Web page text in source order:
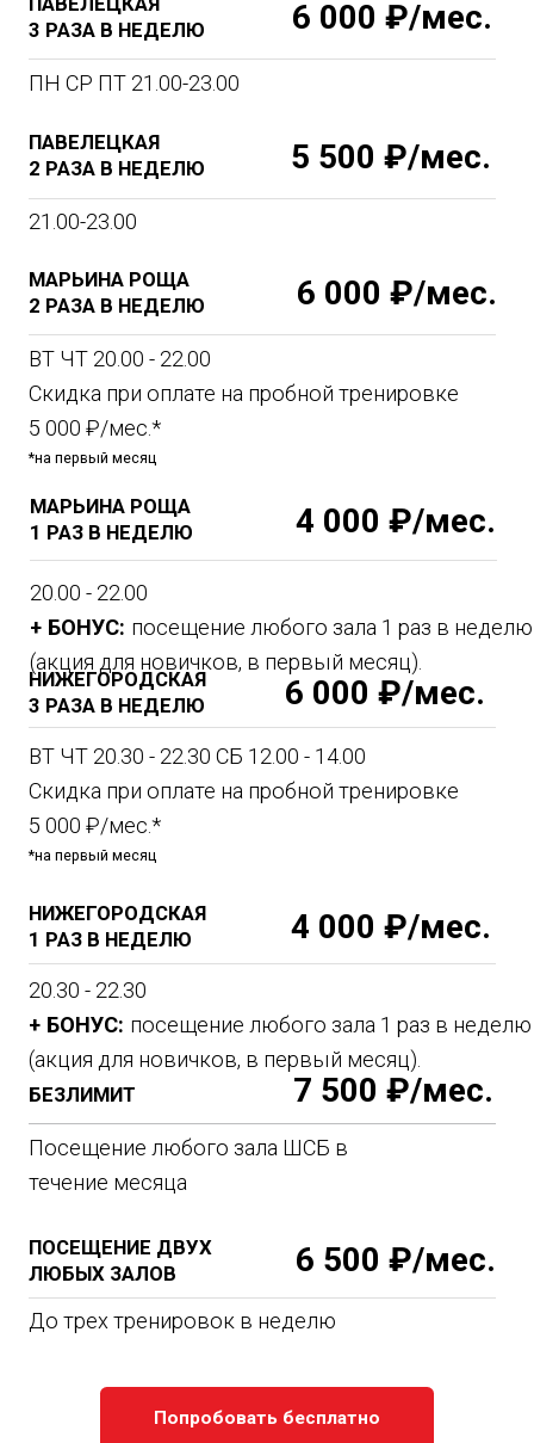
Попробовать бесплатно
Посещение любого зала ШСБ в
ПОСЕЩЕНИЕ ДВУХ
До трех тренировок в неделю
1 РАЗ В НЕДЕЛЮ
+ БОНУС: посещение любого зала 1 раз в неделю
Отработка комбинаций ударов
Основы. Постановка удара.
Преимущества занятий боксом для девушек
неоспоримы. Это высокоинтенсивные интервальные
тренировки, которые сжигают калории и помогают
одно занятие! Хотите похудеть быстро и надежно -
добро пожаловать в нам! Кроме того, удары по
боксерским грушам и упражнения с весом укрепляют
мышцы всего тела, повышают выносливость, улучшают
Наш клуб гордится индивидуальным подходом к
каждой ученице. Опытные тренеры помогают
подобрать программу с учетом целей, уровня
подготовки и физических возможностей. Они
тонизируют тело. Вы сможете испытать настоящий
Почему женщинам стоит
записываться на бокс?